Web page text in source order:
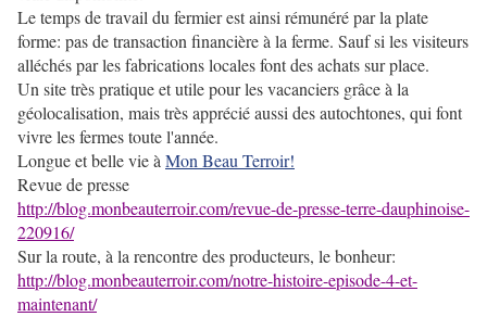
Le temps de travail du fermier est ainsi rémunéré par la plate
forme: pas de transaction financière à la ferme. Sauf si les visiteurs
alléchés par les fabrications locales font des achats sur place.
Un site très pratique et utile pour les vacanciers grâce à la
géolocalisation, mais très apprécié aussi des autochtones, qui font
vivre les fermes toute l'année.
Longue et belle vie à Mon Beau Terroir!
Revue de presse
http://blog.monbeauterroir.com/revue-de-presse-terre-dauphinoise-
220916/
Sur la route, à la rencontre des producteurs, le bonheur:
http://blog.monbeauterroir.com/notre-histoire-episode-4-et-
maintenant/